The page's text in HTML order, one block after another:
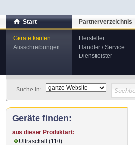
Start
Geräte kaufen
Ausschreibungen
Partnerverzeichnis
Hersteller
Händler / Service
Dienstleister
Suche in:
Geräte finden:
aus dieser Produktart:
Ultraschall (110)